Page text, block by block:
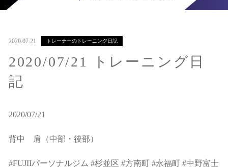
2020.07.21 トレーナーのトレーニング日記
2020/07/21 トレーニング日
記
2020/07/21
背中 肩（中部・後部）
#FUJIIパーソナルジム #杉並区 #方南町 #永福町 #中野富士